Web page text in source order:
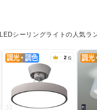
LEDシーリングライトの人気ラ
2 位